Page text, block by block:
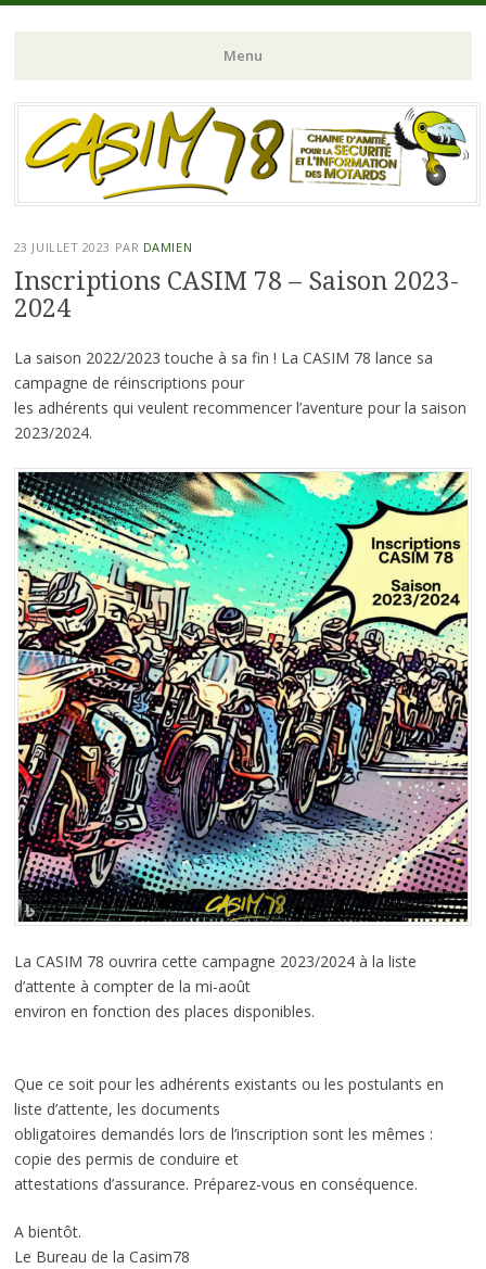
Menu
Aller
au
contenu
23 JUILLET 2023 PAR DAMIEN
Inscriptions CASIM 78 – Saison 2023-
2024
La saison 2022/2023 touche à sa fin ! La CASIM 78 lance sa
campagne de réinscriptions pour
les adhérents qui veulent recommencer l’aventure pour la saison
2023/2024.
La CASIM 78 ouvrira cette campagne 2023/2024 à la liste
d’attente à compter de la mi-août
environ en fonction des places disponibles.
Que ce soit pour les adhérents existants ou les postulants en
liste d’attente, les documents
obligatoires demandés lors de l’inscription sont les mêmes :
copie des permis de conduire et
attestations d’assurance. Préparez-vous en conséquence.
A bientôt.
Le Bureau de la Casim78